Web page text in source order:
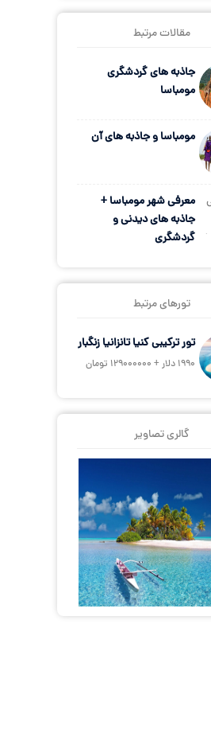
مقالات مرتبط
جاذبه های گردشگری
مومباسا
مومباسا و جاذبه های آن
معرفی شهر مومباسا +
جاذبه های دیدنی و
گردشگری
تورهای مرتبط
تور ترکیبی کنیا تانزانیا زنگبار
1990 دلار + 129000000 تومان
گالری تصاویر